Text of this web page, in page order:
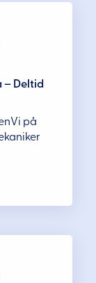
– Deltid
på